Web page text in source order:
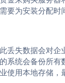
要为安装分配
丢失数据会对
系统会备份所
使用本地存储